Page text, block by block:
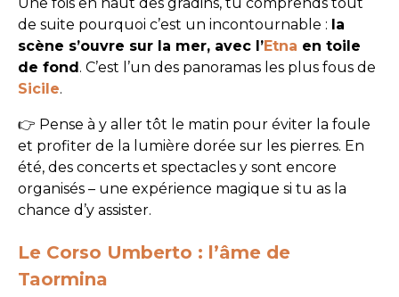
de suite pourquoi c’est un incontournable : la
scène s’ouvre sur la mer, avec l’Etna en toile
de fond . C’est l’un des panoramas les plus fous de
Sicile.
👉 Pense à y aller tôt le matin pour éviter la foule
et profiter de la lumière dorée sur les pierres. En
été, des concerts et spectacles y sont encore
organisés – une expérience magique si tu as la
chance d’y assister.
Le Corso Umberto : l’âme de
Taormina